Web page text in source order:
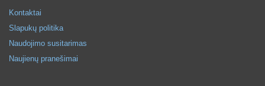
Kontaktai
Slapukų politika
Naudojimo susitarimas
Naujienų pranešimai